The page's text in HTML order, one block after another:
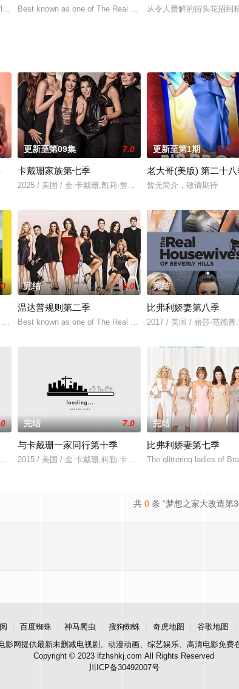
伴侣的盲选。
打造的系列剧集《我的下位来宾鼎鼎大名》(My Next Gu
Best known as one of The Real Housewives of Beverl
从令人费解的街头花招到
更新至第09集 7.0
卡戴珊家族第七季
2025 / 美国 / 金·卡戴珊,凯莉·詹娜,肯多尔·詹娜,克丽丝·詹纳,科
更新至第1期
老大哥(美版) 第二十八
暂无简介，敬请期待
负责照顾育空地区几乎所有的动物，为了救助野生动物和家养动物
完结 8.0
温达普规则第二季
Best known as one of The Real Housewives of Beverl
完结
比弗利娇妻第八季
2017 / 美国 / 丽莎·范德普
珊,葛妮·卡戴珊
完结 7.0
与卡戴珊一家同行第十季
2015 / 美国 / 金·卡戴珊,科勒·卡戴珊,葛妮·卡戴珊,克莉丝·詹纳
完结
比弗利娇妻第七季
The glittering ladies of
共 0 条 “梦想之家大改造第
百度蜘蛛 神马爬虫 搜狗蜘蛛 奇虎地图 谷歌地图
影网提供最新未删减电视剧、动漫动画、综艺娱乐、高清电影免费
Copyright © 2023 lfzhshkj.com All Rights Reserved
川ICP备30492007号